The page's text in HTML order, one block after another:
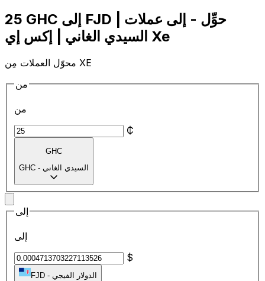
25 GHC إلى FJD | حوِّل - إلى عملات
السيدي الغاني | إكس إي Xe
محوّل العملات مِن XE
من
من
₵
GHC
GHC - السيدي الغاني
إلى
إلى
$
FJD - الدولار الفيجي